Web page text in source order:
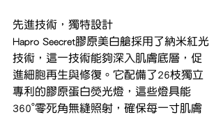
先進技術，獨特設計
Hapro Seecret膠原美白艙採用了納米紅光
技術，這一技術能夠深入肌膚底層，促
進細胞再生與修復。它配備了26枝獨立
專利的膠原蛋白熒光燈，這些燈具能
360°零死角無縫照射，確保每一寸肌膚